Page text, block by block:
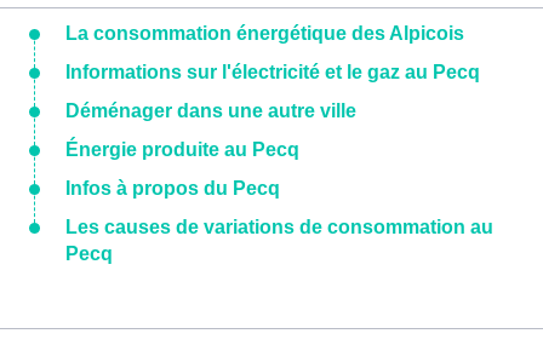
La consommation énergétique des Alpicois
Informations sur l'électricité et le gaz au Pecq
Déménager dans une autre ville
Énergie produite au Pecq
Infos à propos du Pecq
Les causes de variations de consommation au
Pecq